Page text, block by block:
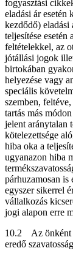
fogyasztási
eladási ár
kezdődő)
teljesítése
feltételekkel, az
jótállási jogok
birtokában
helyezése vagy
speciális
szemben,
tartás más
jelent aránytalan
kötelezettsége
hiba oka a
ugyanazon hiba
párhuzamosan
egyszer sikerrel
vállalkozás
jogi alapon erre
10.2 Az önként
eredő